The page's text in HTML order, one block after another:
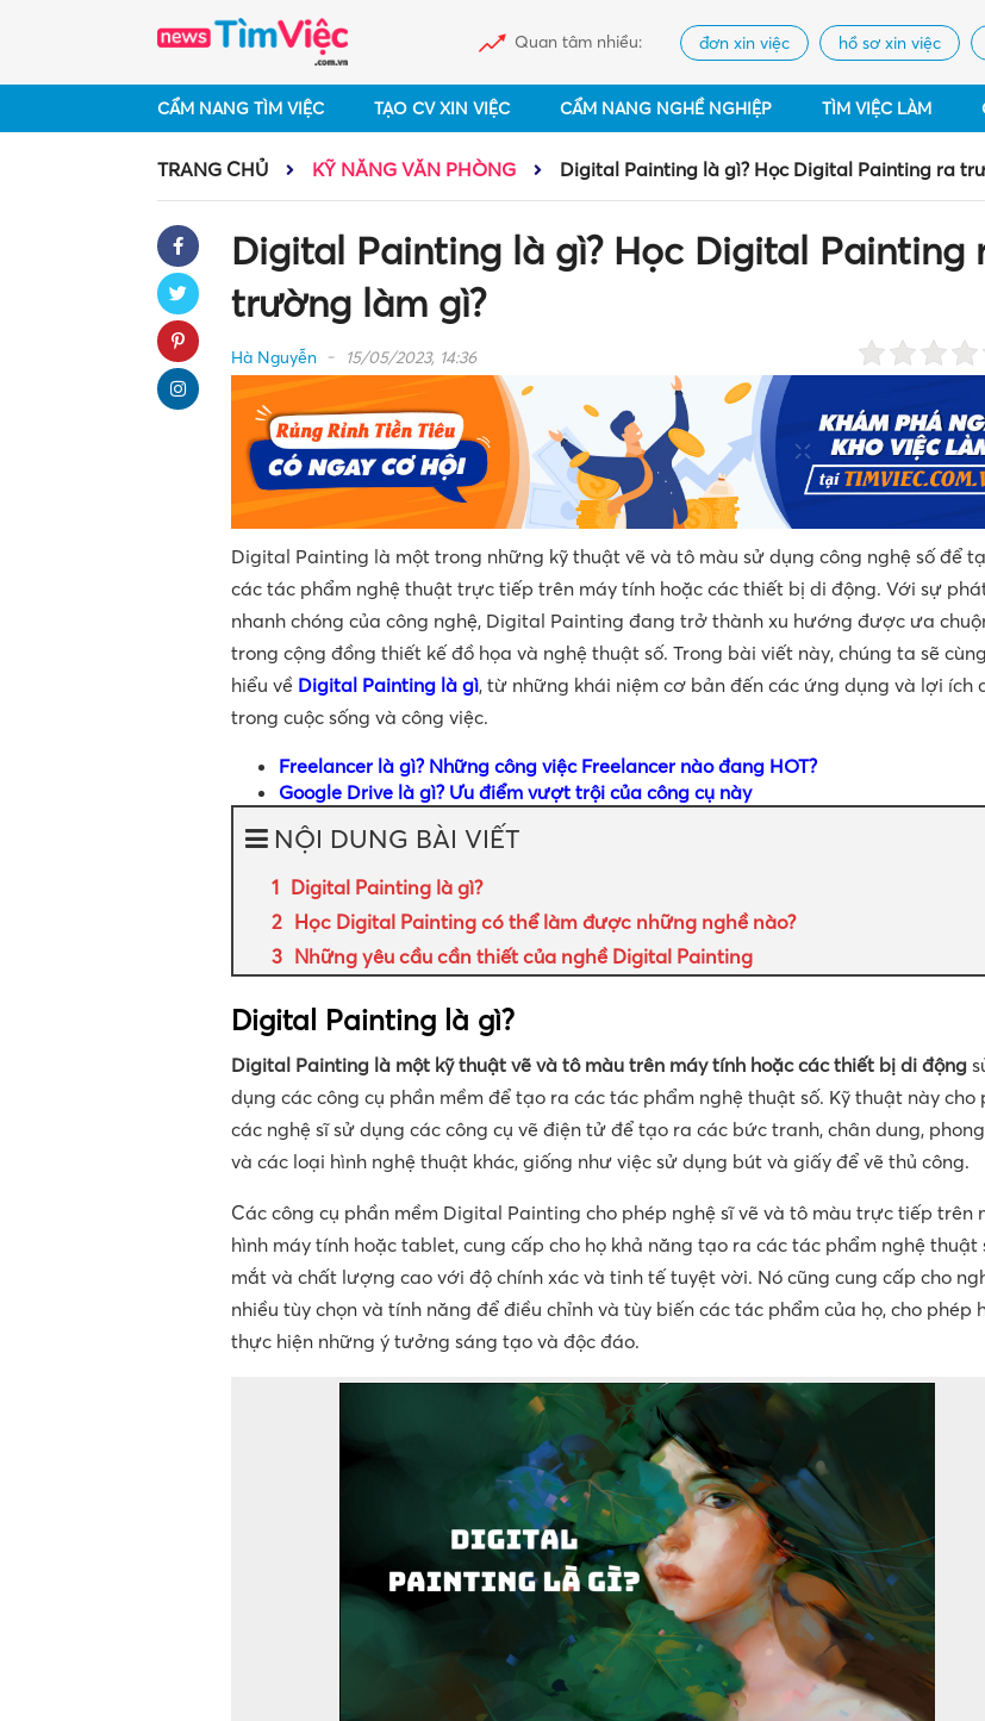
Quan tâm nhiều: đơn xin việc hồ sơ xin việc
CẨM NANG TÌM VIỆC TẠO CV XIN VIỆC CẨM NANG NGHỀ NGHIỆP TÌM VIỆC LÀM
TRANG CHỦ KỸ NĂNG VĂN PHÒNG Digital Painting là gì? Học Digital Painting ra
Digital Painting là gì? Học Digital Painting
trường làm gì?
Hà Nguyễn 15/05/2023, 14:36
Digital Painting là một trong những kỹ thuật vẽ và tô màu sử dụng công nghệ số để
các tác phẩm nghệ thuật trực tiếp trên máy tính hoặc các thiết bị di động. Với sự
nhanh chóng của công nghệ, Digital Painting đang trở thành xu hướng được ưa
trong cộng đồng thiết kế đồ họa và nghệ thuật số. Trong bài viết này, chúng ta sẽ
hiểu về Digital Painting là gì, từ những khái niệm cơ bản đến các ứng dụng và lợi ích
trong cuộc sống và công việc.
Freelancer là gì? Những công việc Freelancer nào đang HOT?
Google Drive là gì? Ưu điểm vượt trội của công cụ này
NỘI DUNG BÀI VIẾT
Digital Painting là gì?
Học Digital Painting có thể làm được những nghề nào?
Những yêu cầu cần thiết của nghề Digital Painting
Digital Painting là gì?
Digital Painting là một kỹ thuật vẽ và tô màu trên máy tính hoặc các thiết bị di động
dụng các công cụ phần mềm để tạo ra các tác phẩm nghệ thuật số. Kỹ thuật này cho
các nghệ sĩ sử dụng các công cụ vẽ điện tử để tạo ra các bức tranh, chân dung,
và các loại hình nghệ thuật khác, giống như việc sử dụng bút và giấy để vẽ thủ công.
Các công cụ phần mềm Digital Painting cho phép nghệ sĩ vẽ và tô màu trực tiếp trên
hình máy tính hoặc tablet, cung cấp cho họ khả năng tạo ra các tác phẩm nghệ thuật
mắt và chất lượng cao với độ chính xác và tinh tế tuyệt vời. Nó cũng cung cấp cho
nhiều tùy chọn và tính năng để điều chỉnh và tùy biến các tác phẩm của họ, cho phép
thực hiện những ý tưởng sáng tạo và độc đáo.